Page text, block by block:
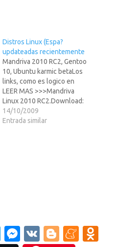
Distros Linux (Espa?
updateadas recientemente
Mandriva 2010 RC2, Gentoo
10, Ubuntu karmic betaLos
links, como es logico en
LEER MAS >>>Mandriva
Linux 2010 RC2.Download:
mandriva-linux-free-rc2-
2010-i586.iso (3,978MB,
u.com/karmic/fondo de
pantalla de propinaSalu2!!
14/10/2009
Entrada similar
T
M
V
Bl
M